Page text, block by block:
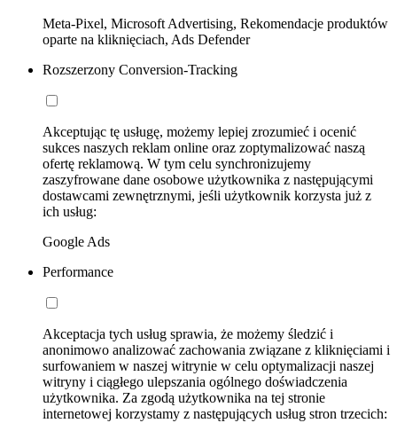
Meta-Pixel, Microsoft Advertising, Rekomendacje produktów
oparte na kliknięciach, Ads Defender
Rozszerzony Conversion-Tracking
Akceptując tę usługę, możemy lepiej zrozumieć i ocenić
sukces naszych reklam online oraz zoptymalizować naszą
ofertę reklamową. W tym celu synchronizujemy
zaszyfrowane dane osobowe użytkownika z następującymi
dostawcami zewnętrznymi, jeśli użytkownik korzysta już z
ich usług:
Google Ads
Performance
Akceptacja tych usług sprawia, że możemy śledzić i
anonimowo analizować zachowania związane z kliknięciami i
surfowaniem w naszej witrynie w celu optymalizacji naszej
witryny i ciągłego ulepszania ogólnego doświadczenia
użytkownika. Za zgodą użytkownika na tej stronie
internetowej korzystamy z następujących usług stron trzecich: